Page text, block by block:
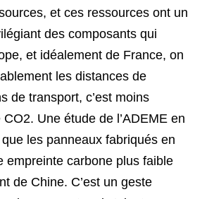
et ces ressources ont un
des composants qui
et idéalement de France, on
les distances de
de transport, c’est moins
CO2. Une étude de l’ADEME en
les panneaux fabriqués en
empreinte carbone plus faible
de Chine. C’est un geste